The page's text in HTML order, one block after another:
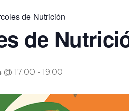
de Nutrición
de
17:00 - 19:00